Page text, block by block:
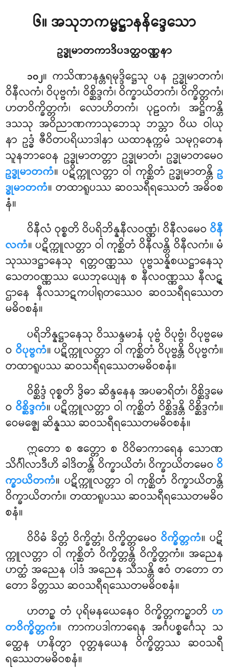
၆။ အသုဘကမ္မဋ္ဌာနနိဒ္ဒေသော
ဥဒ္ဓုမာတကာဒိပဒတ္ထဝဏ္ဏနာ
၁၀၂။ ကသိဏာနန္တရမုဒ္ဒိဋ္ဌေသု ပန ဥဒ္ဓုမာတကံ၊
ဝိနီလကံ၊ ဝိပုဗ္ဗကံ၊ ဝိစ္ဆိဒ္ဒကံ၊ ဝိက္ခာယိတကံ၊ ဝိက္ခိတ္တကံ၊
ဟတဝိက္ခိတ္တကံ၊ လောဟိတကံ၊ ပုဠဝကံ၊ အဋ္ဌိကန္တိ
ဒသသု အဝိညာဏကာသုဘေသု ဘသ္တာ ဝိယ ဝါယု
နာ ဥဒ္ဓံ ဇီဝိတပရိယာဒါနာ ယထာနုက္ကမံ သမုဂ္ဂတေန
သူနဘာဝေန ဥဒ္ဓုမာတတ္တာ ဥဒ္ဓုမာတံ၊ ဥဒ္ဓုမာတမေဝ
ဥဒ္ဓုမာတကံ။ ပဋိက္ကူလတ္တာ ဝါ ကုစ္ဆိတံ ဥဒ္ဓုမာတန္တိ ဥ
ဒ္ဓုမာတကံ။ တထာရူပဿ ဆဝသရီရဿေတံ အဓိဝစ
နံ။
ဝိနီလံ ဝုစ္စတိ ဝိပရိဘိန္နနီလဝဏ္ဏံ၊ ဝိနီလမေဝဝိနီ
လကံ။ ပဋိက္ကူလတ္တာ ဝါ ကုစ္ဆိတံ ဝိနီလန္တိ ဝိနီလကံ။ မံ
သုဿဒဋ္ဌာနေသု ရတ္တဝဏ္ဏဿ ပုဗ္ဗသန္နိစယဋ္ဌာနေသု
သေတဝဏ္ဏဿ ယေဘုယျေန စ နီလဝဏ္ဏဿ နီလဋ္
ဌာနေ နီလသာဋကပါရုတဿေဝ ဆဝသရီရဿေတ
မဓိဝစနံ။
ပရိဘိန္နဋ္ဌာနေသု ဝိဿန္ဒမာနံ ပုဗ္ဗံ ဝိပုဗ္ဗံ၊ ဝိပုဗ္ဗမေ
ဝ ဝိပုဗ္ဗကံ။ ပဋိက္ကူလတ္တာ ဝါ ကုစ္ဆိတံ ဝိပုဗ္ဗန္တိ ဝိပုဗ္ဗကံ။
တထာရူပဿ ဆဝသရီရဿေတမဓိဝစနံ။
ဝိစ္ဆိဒ္ဒံ ဝုစ္စတိ ဒွိဓာ ဆိန္ဒနေန အပဓာရိတံ၊ ဝိစ္ဆိဒ္ဒမေ
ဝဝိစ္ဆိဒ္ဒကံ။ ပဋိက္ကူလတ္တာ ဝါ ကုစ္ဆိတံ ဝိစ္ဆိဒ္ဒန္တိ ဝိစ္ဆိဒ္ဒကံ။
ဝေမဇ္ဈေ ဆိန္နဿ ဆဝသရီရဿေတမဓိဝစနံ။
ဣတော စ ဧတ္တော စ ဝိဝိဓာကာရေန သောဏ
သိင်္ဂါလာဒီဟိ ခါဒိတန္တိ ဝိက္ခာယိတံ၊ ဝိက္ခာယိတမေဝဝိ
က္ခာယိတကံ။ ပဋိက္ကူလတ္တာ ဝါ ကုစ္ဆိတံ ဝိက္ခာယိတန္တိ
ဝိက္ခာယိတကံ။ တထာရူပဿ ဆဝသရီရဿေတမဓိဝ
စနံ။
ဝိဝိဓံ ခိတ္တံ ဝိက္ခိတ္တံ၊ ဝိက္ခိတ္တမေဝ ဝိက္ခိတ္တကံ။ ပဋိ
က္ကူလတ္တာ ဝါ ကုစ္ဆိတံ ဝိက္ခိတ္တန္တိ ဝိက္ခိတ္တကံ။ အညေန
ဟတ္ထံ အညေန ပါဒံ အညေန သီသန္တိ ဧဝံ တတော တ
တော ခိတ္တဿ ဆဝသရီရဿေတမဓိဝစနံ။
ဟတဉ္စ တံ ပုရိမနယေနေဝ ဝိက္ခိတ္တကဉ္စာတိ ဟ
တဝိက္ခိတ္တကံ။ ကာကပဒါကာရေန အင်္ဂပစ္စင်္ဂေသု သ
တ္ထေန ဟနိတွာ ဝုတ္တနယေန ဝိက္ခိတ္တဿ ဆဝသရီ
ရဿေတမဓိဝစနံ။